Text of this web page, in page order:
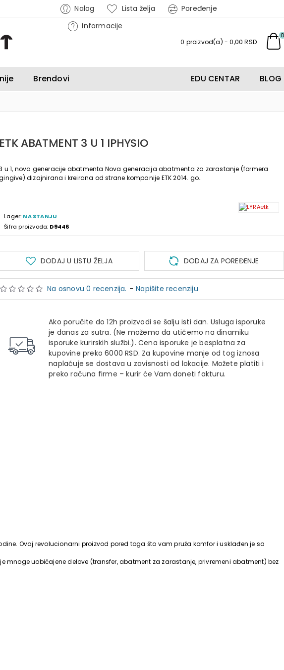
Nalog Lista želja
Poređenje
Informacije
0 proizvod(a) - 0,00 RSD
0
Brendovi EDU CENTAR BLOG
ETK ABATMENT 3 U 1 IPHYSIO
u 1, nova generacije abatmenta Nova generacija abatmenta za zarastanje (formera
dizajnirana i kreirana od strane kompanije ETK 2014. go..
Lager: NA STANJU
Šifra proizvoda: D9446
Na osnovu 0 recenzija. - Napišite recenziju
DODAJ U LISTU ŽELJA DODAJ ZA POREĐENJE
Ako poručite do 12h proizvodi se šalju isti dan. Usluga isporuke
je danas za sutra. (Ne možemo da utičemo na dinamiku
isporuke kurirskih službi.). Cena isporuke je besplatna za
kupovine preko 6000 RSD. Za kupovine manje od tog iznosa
naplaćuje se dostava u zavisnosti od lokacije. Možete platiti i
preko računa firme – kurir će Vam doneti fakturu.
Ovaj revolucionarni proizvod pored toga što vam pruža komfor i usklađen je sa
uobičajene delove (transfer, abatment za zarastanje, privremeni abatment) bez